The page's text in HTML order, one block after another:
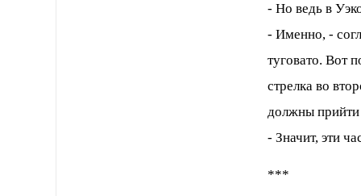
- Но ведь в
- Именно, -
туговато. Вот
стрелка во
должны
- Значит, эти
***